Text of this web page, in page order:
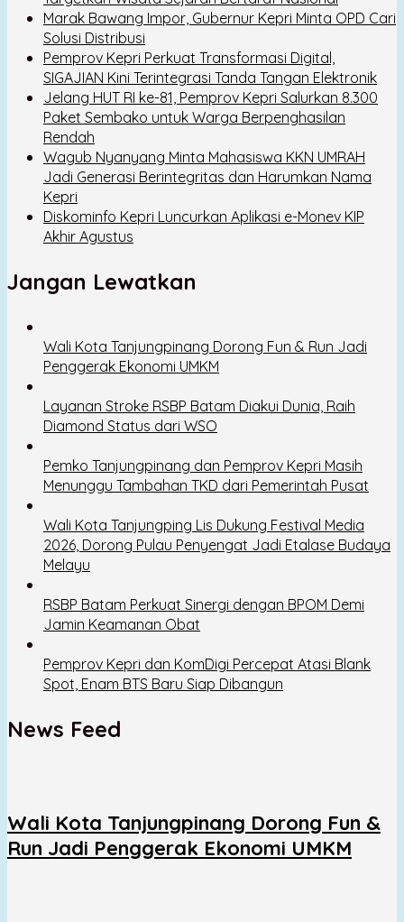
Marak Bawang Impor, Gubernur Kepri Minta OPD Cari
Solusi Distribusi
Pemprov Kepri Perkuat Transformasi Digital,
SIGAJIAN Kini Terintegrasi Tanda Tangan Elektronik
Jelang HUT RI ke-81, Pemprov Kepri Salurkan 8.300
Paket Sembako untuk Warga Berpenghasilan
Rendah
Wagub Nyanyang Minta Mahasiswa KKN UMRAH
Jadi Generasi Berintegritas dan Harumkan Nama
Kepri
Diskominfo Kepri Luncurkan Aplikasi e-Monev KIP
Akhir Agustus
Jangan Lewatkan
Wali Kota Tanjungpinang Dorong Fun & Run Jadi
Penggerak Ekonomi UMKM
Layanan Stroke RSBP Batam Diakui Dunia, Raih
Diamond Status dari WSO
Pemko Tanjungpinang dan Pemprov Kepri Masih
Menunggu Tambahan TKD dari Pemerintah Pusat
Wali Kota Tanjungping Lis Dukung Festival Media
2026, Dorong Pulau Penyengat Jadi Etalase Budaya
Melayu
RSBP Batam Perkuat Sinergi dengan BPOM Demi
Jamin Keamanan Obat
Pemprov Kepri dan KomDigi Percepat Atasi Blank
Spot, Enam BTS Baru Siap Dibangun
News Feed
Wali Kota Tanjungpinang Dorong Fun &
Run Jadi Penggerak Ekonomi UMKM